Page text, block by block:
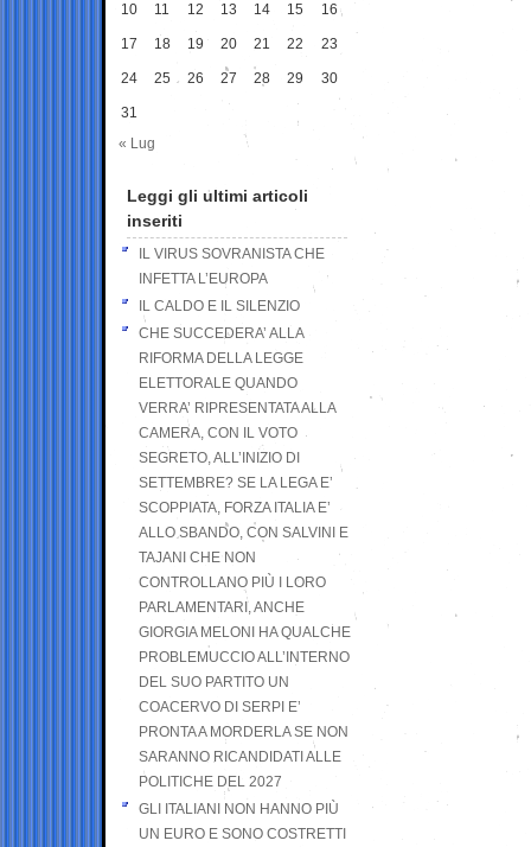
10 11 12 13 14 15 16
17 18 19 20 21 22 23
24 25 26 27 28 29 30
31
« Lug
Leggi gli ultimi articoli
inseriti
IL VIRUS SOVRANISTA CHE
INFETTA L’EUROPA
IL CALDO E IL SILENZIO
CHE SUCCEDERA’ ALLA
RIFORMA DELLA LEGGE
ELETTORALE QUANDO
VERRA’ RIPRESENTATA ALLA
CAMERA, CON IL VOTO
SEGRETO, ALL’INIZIO DI
SETTEMBRE? SE LA LEGA E’
SCOPPIATA, FORZA ITALIA E’
ALLO SBANDO, CON SALVINI E
TAJANI CHE NON
CONTROLLANO PIÙ I LORO
PARLAMENTARI, ANCHE
GIORGIA MELONI HA QUALCHE
PROBLEMUCCIO ALL’INTERNO
DEL SUO PARTITO UN
COACERVO DI SERPI E’
PRONTA A MORDERLA SE NON
SARANNO RICANDIDATI ALLE
POLITICHE DEL 2027
GLI ITALIANI NON HANNO PIÙ
UN EURO E SONO COSTRETTI